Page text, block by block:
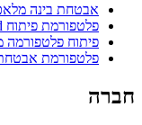
אבטחת בינה
פלטפורמת פיתוח Frontend
פיתוח פלטפורמה
פלטפורמת
חברה